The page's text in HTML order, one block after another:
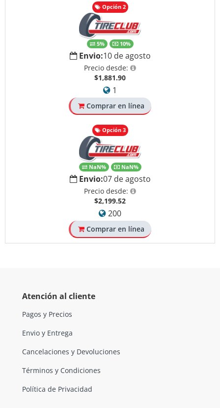
Opción 2
5% 10%
Envio:10 de agosto
Precio desde:
$1,881.90
1
Comprar en línea
Opción 3
NaN% NaN%
Envio:07 de agosto
Precio desde:
$2,199.52
200
Comprar en línea
Atención al cliente
Pagos y Precios
Envio y Entrega
Cancelaciones y Devoluciones
Términos y Condiciones
Política de Privacidad